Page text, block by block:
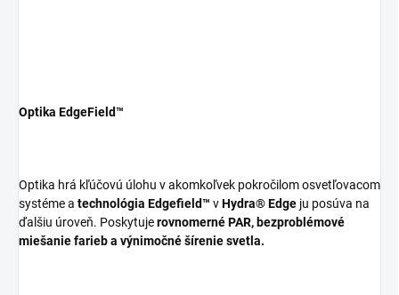
Optika EdgeField™
Optika hrá kľúčovú úlohu v akomkoľvek pokročilom osvetľovacom
systéme a technológia Edgefield™ vHydra® Edge ju posúva na
ďalšiu úroveň. Poskytujerovnomerné PAR, bezproblémové
miešanie farieb a výnimočné šírenie svetla.